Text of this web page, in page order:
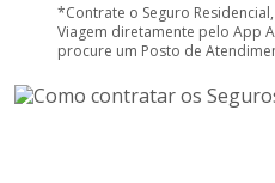
*Contrate o Seguro
Viagem diretamente pelo App
procure um Posto de